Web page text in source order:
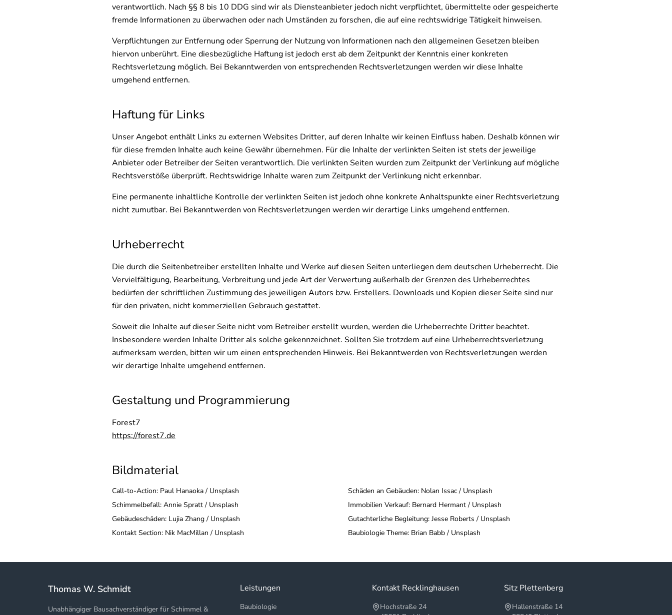
verantwortlich. Nach §§ 8 bis 10 DDG sind wir als Diensteanbieter jedoch nicht verpflichtet, übermittelte oder gespeicherte
fremde Informationen zu überwachen oder nach Umständen zu forschen, die auf eine rechtswidrige Tätigkeit hinweisen.
Verpflichtungen zur Entfernung oder Sperrung der Nutzung von Informationen nach den allgemeinen Gesetzen bleiben
hiervon unberührt. Eine diesbezügliche Haftung ist jedoch erst ab dem Zeitpunkt der Kenntnis einer konkreten
Rechtsverletzung möglich. Bei Bekanntwerden von entsprechenden Rechtsverletzungen werden wir diese Inhalte
umgehend entfernen.
Haftung für Links
Unser Angebot enthält Links zu externen Websites Dritter, auf deren Inhalte wir keinen Einfluss haben. Deshalb können wir
für diese fremden Inhalte auch keine Gewähr übernehmen. Für die Inhalte der verlinkten Seiten ist stets der jeweilige
Anbieter oder Betreiber der Seiten verantwortlich. Die verlinkten Seiten wurden zum Zeitpunkt der Verlinkung auf mögliche
Rechtsverstöße überprüft. Rechtswidrige Inhalte waren zum Zeitpunkt der Verlinkung nicht erkennbar.
Eine permanente inhaltliche Kontrolle der verlinkten Seiten ist jedoch ohne konkrete Anhaltspunkte einer Rechtsverletzung
nicht zumutbar. Bei Bekanntwerden von Rechtsverletzungen werden wir derartige Links umgehend entfernen.
Urheberrecht
Die durch die Seitenbetreiber erstellten Inhalte und Werke auf diesen Seiten unterliegen dem deutschen Urheberrecht. Die
Vervielfältigung, Bearbeitung, Verbreitung und jede Art der Verwertung außerhalb der Grenzen des Urheberrechtes
bedürfen der schriftlichen Zustimmung des jeweiligen Autors bzw. Erstellers. Downloads und Kopien dieser Seite sind nur
für den privaten, nicht kommerziellen Gebrauch gestattet.
Soweit die Inhalte auf dieser Seite nicht vom Betreiber erstellt wurden, werden die Urheberrechte Dritter beachtet.
Insbesondere werden Inhalte Dritter als solche gekennzeichnet. Sollten Sie trotzdem auf eine Urheberrechtsverletzung
aufmerksam werden, bitten wir um einen entsprechenden Hinweis. Bei Bekanntwerden von Rechtsverletzungen werden
wir derartige Inhalte umgehend entfernen.
Gestaltung und Programmierung
Forest7
https://forest7.de
Bildmaterial
Call-to-Action: Paul Hanaoka / Unsplash
Schäden an Gebäuden: Nolan Issac / Unsplash
Schimmelbefall: Annie Spratt / Unsplash
Immobilien Verkauf: Bernard Hermant / Unsplash
Gebäudeschäden: Lujia Zhang / Unsplash
Gutachterliche Begleitung: Jesse Roberts / Unsplash
Kontakt Section: Nik MacMillan / Unsplash
Baubiologie Theme: Brian Babb / Unsplash
Thomas W. Schmidt
Unabhängiger Bausachverständiger für Schimmel &
Leistungen
Baubiologie
Kontakt Recklinghausen
Hochstraße 24
Sitz Plettenberg
Hallenstraße 14